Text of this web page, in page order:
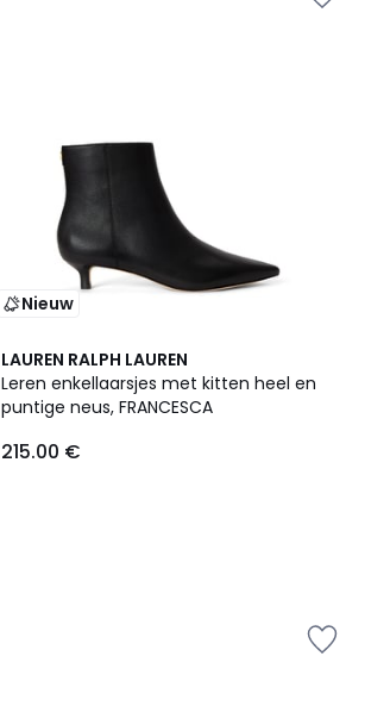
Nieuw
LAUREN RALPH LAUREN
Leren enkellaarsjes met kitten heel en
puntige neus, FRANCESCA
215.00 €